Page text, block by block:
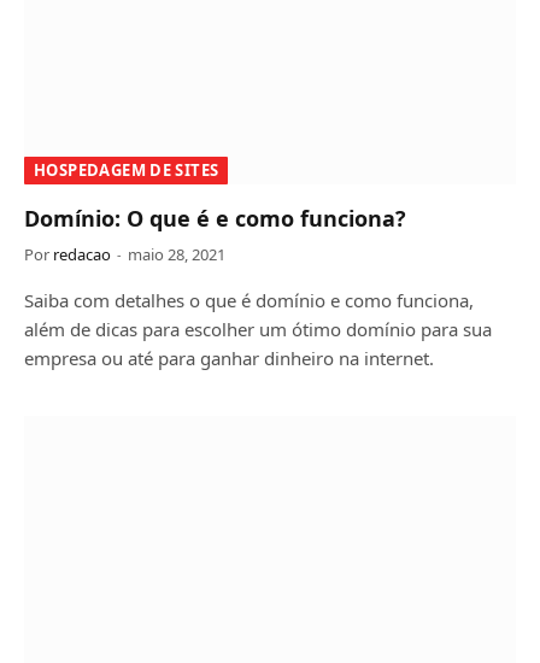
HOSPEDAGEM DE SITES
Domínio: O que é e como funciona?
Por redacao maio 28, 2021
Saiba com detalhes o que é domínio e como funciona,
além de dicas para escolher um ótimo domínio para sua
empresa ou até para ganhar dinheiro na internet.